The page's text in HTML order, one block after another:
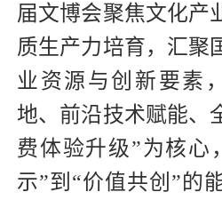
届文博会聚焦文化产
质生产力培育，汇聚
业资源与创新要素
地、前沿技术赋能、
费体验升级”为核心
示”到“价值共创”的